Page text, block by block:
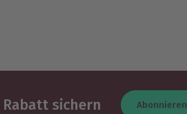
sichern Abonnieren